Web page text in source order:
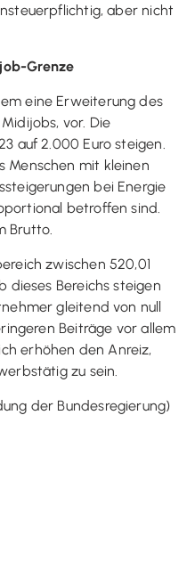
aber nicht
Grenze
eine Erweiterung des
vor. Die
auf 2.000 Euro steigen.
Menschen mit kleinen
bei Energie
betroffen sind.
Brutto.
zwischen 520,01
dieses Bereichs steigen
gleitend von null
Beiträge vor allem
erhöhen den Anreiz,
zu sein.
der Bundesregierung)